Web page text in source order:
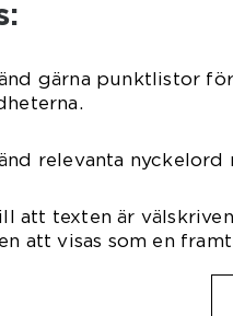
gärna punktlistor
relevanta
att texten är
att visas som en